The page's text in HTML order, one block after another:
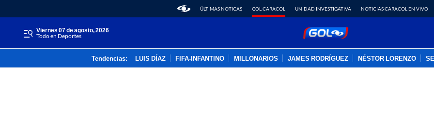
ÚLTIMAS NOTICAS GOL CARACOL UNIDAD INVESTIGATIVA NOTICIAS CARACOL EN VIVO
viernes 07 de agosto, 2026
Todo en Deportes
Tendencias: LUIS DÍAZ FIFA-INFANTINO MILLONARIOS JAMES RODRÍGUEZ NÉSTOR LORENZO